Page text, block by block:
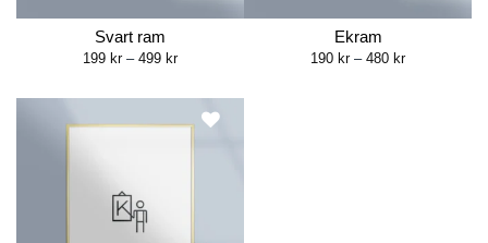
Svart ram
199 kr – 499 krPrice
through
499 kr
Ekram
190 kr – 480 krPrice